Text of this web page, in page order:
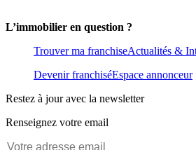
L’immobilier en question ?
Trouver ma franchiseActualités &
Devenir franchiséEspace annonceur
Restez à jour avec la newsletter
Renseignez votre email